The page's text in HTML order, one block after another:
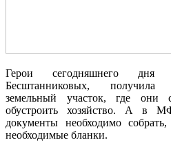
Герои сегодняшнего дня
Бесштанниковых, получила
земельный участок, где они
обустроить хозяйство. А в
документы необходимо
необходимые бланки.